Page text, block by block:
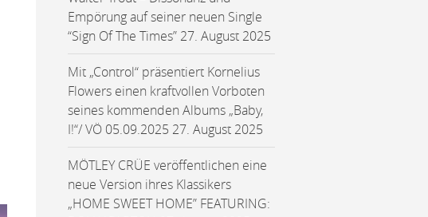
Empörung auf seiner neuen Single
“Sign Of The Times” 27. August 2025
Mit „Control“ präsentiert Kornelius
Flowers einen kraftvollen Vorboten
seines kommenden Albums „Baby,
I!“/ VÖ 05.09.2025 27. August 2025
MÖTLEY CRÜE veröffentlichen eine
neue Version ihres Klassikers
„HOME SWEET HOME” FEATURING: